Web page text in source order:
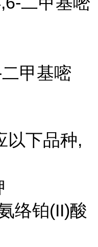
甲基嘧
以下品种,
络铂(II)酸